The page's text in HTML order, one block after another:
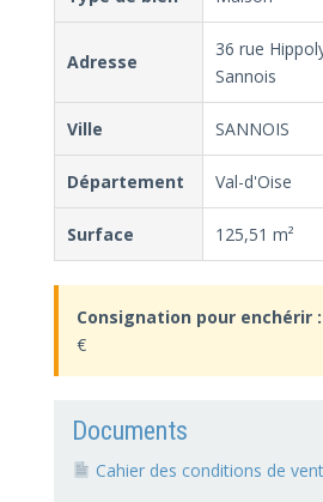
Adresse
36 rue
Sannois
Ville SANNOIS
Département Val-d'Oise
Surface 125,51 m²
Consignation pour enchérir :
€
Documents
Cahier des conditions de